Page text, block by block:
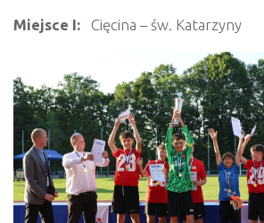
Miejsce I: Cięcina – św. Katarzyny